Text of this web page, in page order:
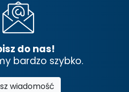
do nas!
bardzo szybko.
wiadomość